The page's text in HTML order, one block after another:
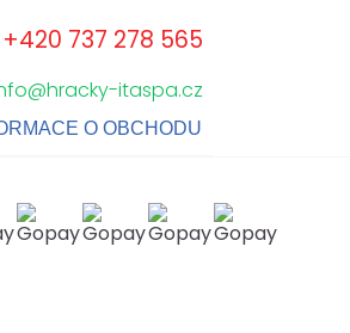
+420 737 278 565
itaspa.cz
O OBCHODU